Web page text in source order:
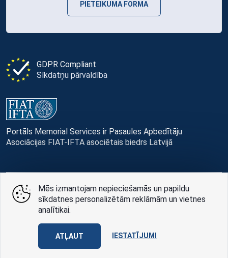
GDPR Compliant
Sīkdatņu pārvaldība
Portāls Memorial Services ir Pasaules Apbedītāju
Asociācijas FIAT-IFTA asociētais biedrs Latvijā
PIETEIKUMA FORMA
© Memorial Services, 2016 — 2026 pr3-g
Privātuma politikai
AABB TEAM
Mēs izmantojam nepieciešamās un papildu
sīkdatnes personalizētām reklāmām un vietnes
analītikai.
ATĻAUT IESTATĪJUMI